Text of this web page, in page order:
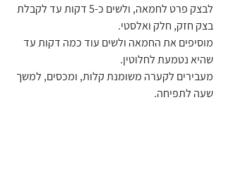
לבצק פרט לחמאה, ולשים כ-5 דקות עד לקבלת
בצק חזק, חלק ואלסטי.
מוסיפים את החמאה ולשים עוד כמה דקות עד
שהיא נטמעת לחלוטין.
מעבירים לקערה משומנת קלות, ומכסים, למשך
שעה לתפיחה.